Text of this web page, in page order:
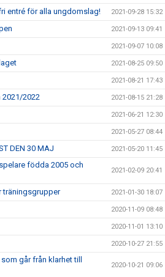
entré för alla ungdomslag! 2021-09-28 15:32
2021-09-13 09:41
2021-09-07 10:08
2021-08-25 09:50
2021-08-21 17:43
2022 2021-08-15 21:28
2021-06-21 12:30
2021-05-27 08:44
DEN 30 MAJ 2021-05-20 11:45
födda 2005 och
2021-02-09 20:41
träningsgrupper 2021-01-30 18:07
2020-11-09 08:48
2020-11-01 13:10
2020-10-27 21:55
går från klarhet till
2020-10-21 09:06